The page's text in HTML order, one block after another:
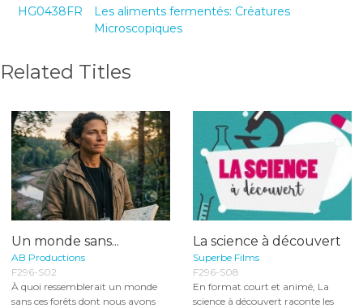
HG0438FR
Les aliments fermentés: Créatures
Microscopiques
Related Titles
Un monde sans...
AB Productions
F296-S02
À quoi ressemblerait un monde
sans ces forêts dont nous avons
La science à découvert
Superbe Films
F296-S08
En format court et animé, La
science à découvert raconte les